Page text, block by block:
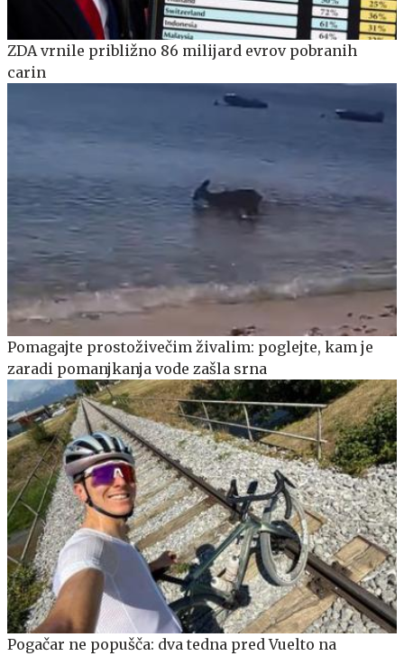
ZDA vrnile približno 86 milijard evrov pobranih
carin
Pomagajte prostoživečim živalim: poglejte, kam je
zaradi pomanjkanja vode zašla srna
Pogačar ne popušča: dva tedna pred Vuelto na